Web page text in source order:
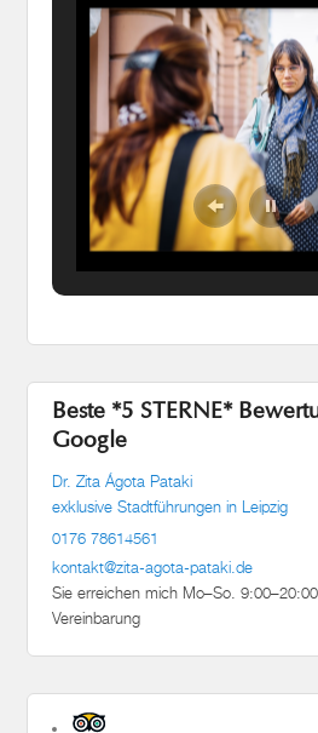
Beste *5 STERNE*
Google
Dr. Zita Ágota Pataki
exklusive Stadtführungen in Leipzig
0176 78614561
kontakt@zita-agota-pataki.de
Sie erreichen mich Mo–So.
Vereinbarung